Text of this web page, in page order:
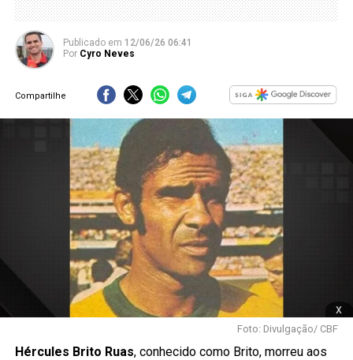
Publicado em 12/06/26 06:41
Por Cyro Neves
Compartilhe
x
Foto: Divulgação/ CBF
Hércules Brito Ruas, conhecido como Brito, morreu aos